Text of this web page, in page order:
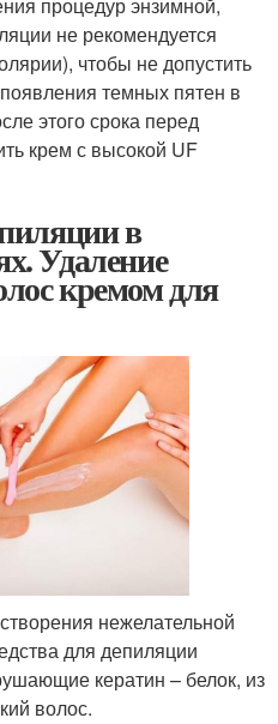
не рекомендуется
чтобы не допустить
темных пятен в
этого срока перед
крем с высокой UF
в
Удаление
кремом для
нежелательной
для депиляции
кератин – белок, из
волос.